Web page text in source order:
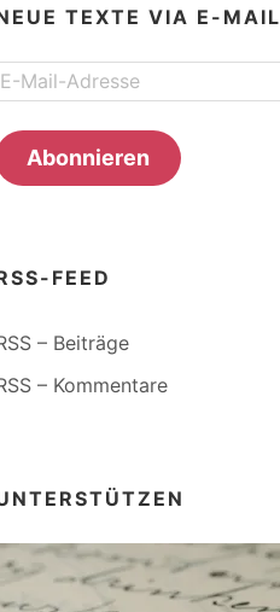
TEXTE VIA E-MAIL
E-
Adresse
Abonnieren
FEED
– Beiträge
– Kommentare